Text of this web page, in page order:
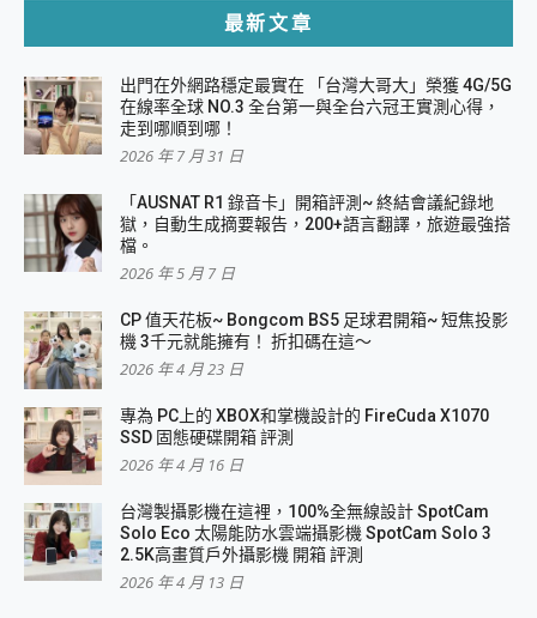
最新文章
出門在外網路穩定最實在 「台灣大哥大」榮獲 4G/5G
在線率全球 NO.3 全台第一與全台六冠王實測心得，
走到哪順到哪！
2026 年 7 月 31 日
「AUSNAT R1 錄音卡」開箱評測~ 終結會議紀錄地
獄，自動生成摘要報告，200+語言翻譯，旅遊最強搭
檔。
2026 年 5 月 7 日
CP 值天花板~ Bongcom BS5 足球君開箱~ 短焦投影
機 3千元就能擁有！ 折扣碼在這～
2026 年 4 月 23 日
專為 PC上的 XBOX和掌機設計的 FireCuda X1070
SSD 固態硬碟開箱 評測
2026 年 4 月 16 日
台灣製攝影機在這裡，100%全無線設計 SpotCam
Solo Eco 太陽能防水雲端攝影機 SpotCam Solo 3
2.5K高畫質戶外攝影機 開箱 評測
2026 年 4 月 13 日